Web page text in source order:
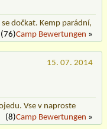
dočkat. Kemp parádní,
(76)Camp Bewertungen »
15. 07. 2014
Vse v naproste
(8)Camp Bewertungen »